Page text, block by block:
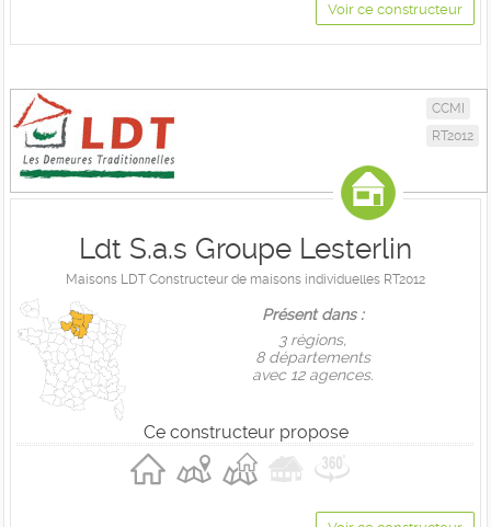
Voir ce constructeur
CCMI
RT2012
Ldt S.a.s Groupe Lesterlin
Maisons LDT Constructeur de maisons individuelles RT2012
Présent dans :
3 règions,
8 départements
avec 12 agences.
Ce constructeur propose